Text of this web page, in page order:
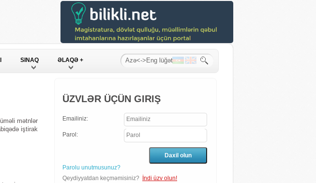
SINAQ ƏLAQƏ +
mətnlər
iştirak
ÜZVLƏR ÜÇÜN GIRIŞ
Emailiniz:
Parol:
Parolu unutmusunuz?
Qeydiyyatdan keçməmisiniz?
İndi üzv olun!